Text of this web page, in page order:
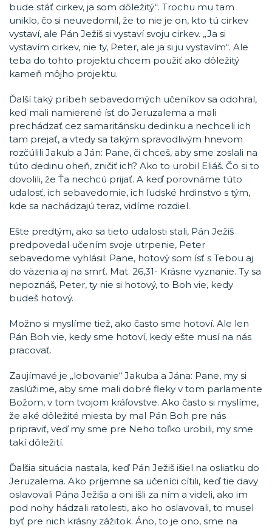
bude stáť cirkev, ja som dôležitý“. Trochu mu tam
uniklo, čo si neuvedomil, že to nie je on, kto tú cirkev
vystaví, ale Pán Ježiš si vystaví svoju cirkev. „Ja si
vystavím cirkev, nie ty, Peter, ale ja si ju vystavím“. Ale
teba do tohto projektu chcem použiť ako dôležitý
kameň môjho projektu.
Ďalší taký príbeh sebavedomých učeníkov sa odohral,
keď mali namierené ísť do Jeruzalema a mali
prechádzať cez samaritánsku dedinku a nechceli ich
tam prejať, a vtedy sa takým spravodlivým hnevom
rozčúlili Jakub a Ján: Pane, či chceš, aby sme zoslali na
túto dedinu oheň, zničiť ich? Ako to urobil Eliáš. Čo si to
dovolili, že Ťa nechcú prijať. A keď porovnáme túto
udalosť, ich sebavedomie, ich ľudské hrdinstvo s tým,
kde sa nachádzajú teraz, vidíme rozdiel.
Ešte predtým, ako sa tieto udalosti stali, Pán Ježiš
predpovedal učením svoje utrpenie, Peter
sebavedome vyhlásil: Pane, hotový som ísť s Tebou aj
do väzenia aj na smrť. Mat. 26,31- Krásne vyznanie. Ty sa
nepoznáš, Peter, ty nie si hotový, to Boh vie, kedy
budeš hotový.
Možno si myslíme tiež, ako často sme hotoví. Ale len
Pán Boh vie, kedy sme hotoví, kedy ešte musí na nás
pracovať.
Zaujímavé je „lobovanie“ Jakuba a Jána: Pane, my si
zaslúžime, aby sme mali dobré fleky v tom parlamente
Božom, v tom tvojom kráľovstve. Ako často si myslíme,
že aké dôležité miesta by mal Pán Boh pre nás
pripraviť, veď my sme pre Neho toľko urobili, my sme
takí dôležití.
Ďalšia situácia nastala, keď Pán Ježiš išiel na osliatku do
Jeruzalema. Ako príjemne sa učeníci cítili, keď tie davy
oslavovali Pána Ježiša a oni išli za ním a videli, ako im
pod nohy hádzali ratolesti, ako ho oslavovali, to musel
byť pre nich krásny zážitok. Áno, to je ono, sme na